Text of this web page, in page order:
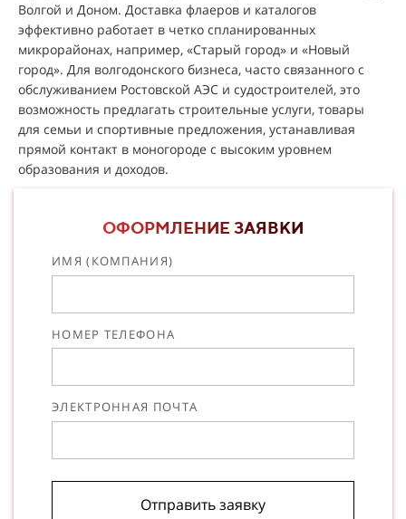
Волгой и Доном. Доставка флаеров и каталогов
эффективно работает в четко спланированных
микрорайонах, например, «Старый город» и «Новый
город». Для волгодонского бизнеса, часто связанного с
обслуживанием Ростовской АЭС и судостроителей, это
возможность предлагать строительные услуги, товары
для семьи и спортивные предложения, устанавливая
прямой контакт в моногороде с высоким уровнем
образования и доходов.
ОФОРМЛЕНИЕ ЗАЯВКИ
ИМЯ (КОМПАНИЯ)
НОМЕР ТЕЛЕФОНА
ЭЛЕКТРОННАЯ ПОЧТА
Отправить заявку